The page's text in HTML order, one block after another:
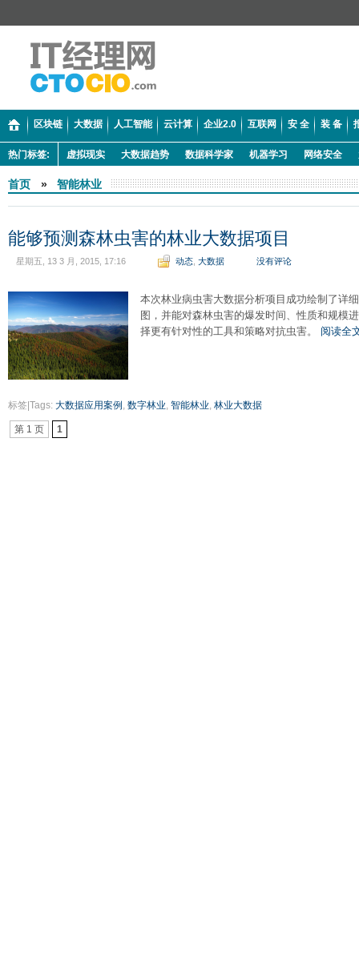
区块链 大数据 人工智能 云计算 企业2.0 互联网 安 全 装 备
热门标签: 虚拟现实 大数据趋势 数据科学家 机器学习 网络安全
首页 » 智能林业
能够预测森林虫害的林业大数据项目
星期五, 13 3 月, 2015, 17:16 动态 大数据 没有评论
本次林业病虫害大数据分析项目成功绘制了详
图，并能对森林虫害的爆发时间、性质和规模
择更有针对性的工具和策略对抗虫害。 阅读全
标签|Tags: 大数据应用案例 , 数字林业, 智能林业, 林业大数据
第 1 页 1